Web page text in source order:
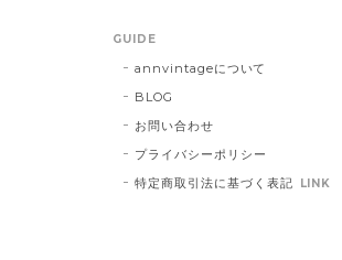
GUIDE
annvintageについて
BLOG
お問い合わせ
プライバシーポリシー
特定商取引法に基づく表記
LINK